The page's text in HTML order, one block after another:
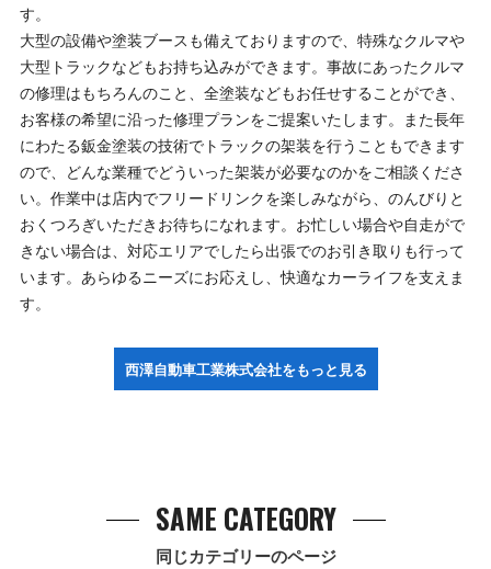
す。
大型の設備や塗装ブースも備えておりますので、特殊なクルマや
大型トラックなどもお持ち込みができます。事故にあったクルマ
の修理はもちろんのこと、全塗装などもお任せすることができ、
お客様の希望に沿った修理プランをご提案いたします。また長年
にわたる鈑金塗装の技術でトラックの架装を行うこともできます
ので、どんな業種でどういった架装が必要なのかをご相談くださ
い。作業中は店内でフリードリンクを楽しみながら、のんびりと
おくつろぎいただきお待ちになれます。お忙しい場合や自走がで
きない場合は、対応エリアでしたら出張でのお引き取りも行って
います。あらゆるニーズにお応えし、快適なカーライフを支えま
す。
西澤自動車工業株式会社をもっと見る
同じカテゴリーのページ
SAME CATEGORY